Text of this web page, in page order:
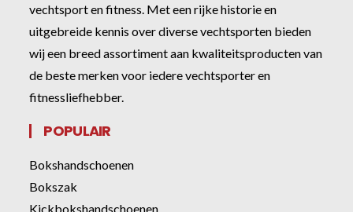
vechtsport en fitness. Met een rijke historie en
uitgebreide kennis over diverse vechtsporten bieden
wij een breed assortiment aan kwaliteitsproducten van
de beste merken voor iedere vechtsporter en
fitnessliefhebber.
POPULAIR
Bokshandschoenen
Bokszak
Kickbokshandschoenen